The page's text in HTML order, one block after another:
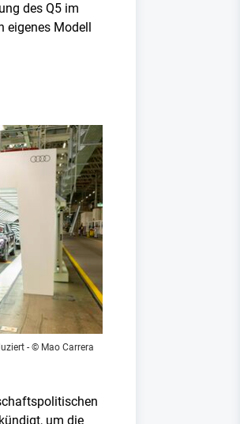
des Q5 im
Modell
- © Mao Carrera
um die